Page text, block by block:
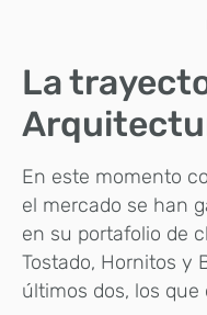
La
En este momento
el mercado se han
en su portafolio de
Tostado, Hornitos y
últimos dos, los